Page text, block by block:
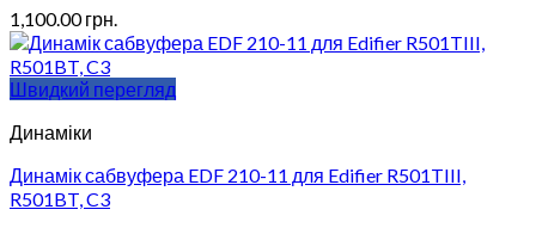
1,100.00грн.
Швидкий перегляд
Динаміки
Динамік сабвуфера EDF 210-11 для Edifier R501TIII,
R501BT, C3